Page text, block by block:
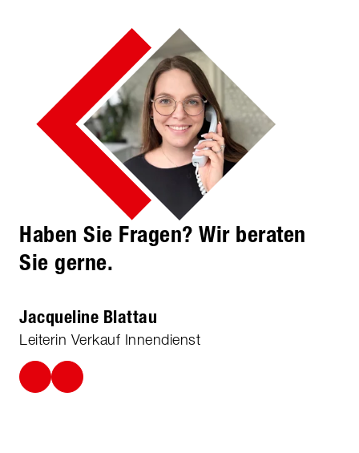
Haben Sie Fragen? Wir beraten
Sie gerne.
Jacqueline Blattau
Leiterin Verkauf Innendienst